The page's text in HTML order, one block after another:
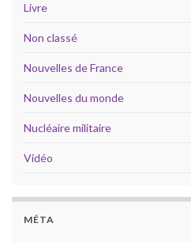
Livre
Non classé
Nouvelles de France
Nouvelles du monde
Nucléaire militaire
Vidéo
MÉTA